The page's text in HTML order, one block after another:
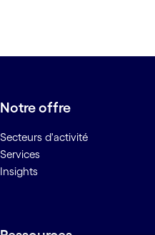
Notre offre
Secteurs d'activité
Services
Insights